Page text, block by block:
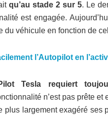
qu’au stade 2 sur 5. Le
est engagée.
du véhicule en fonction de
l’Autopilot en
Tesla requiert
n’est pas prête
plus largement exagéré ses